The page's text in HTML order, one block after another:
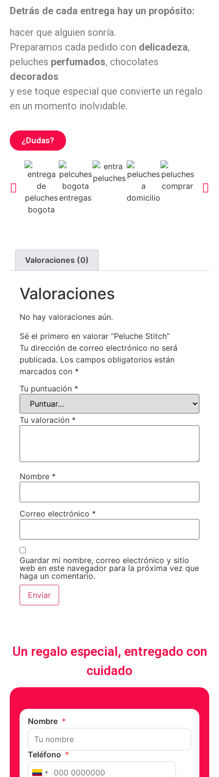
Detrás de cada entrega hay un propósito:
hacer que alguien sonría.
Preparamos cada pedido con delicadeza,
peluches perfumados, chocolates
decorados
y ese toque especial que convierte un regalo
en un momento inolvidable.
¿Dudas?
Valoraciones (0)
Valoraciones
No hay valoraciones aún.
Sé el primero en valorar “Peluche Stitch”
Tu dirección de correo electrónico no será
publicada. Los campos obligatorios están
marcados con *
Tu puntuación *
Tu valoración *
Nombre *
Correo electrónico *
Guardar mi nombre, correo electrónico y sitio
web en este navegador para la próxima vez que
haga un comentario.
Un regalo especial, entregado con
cuidado
Nombre *
Teléfono *